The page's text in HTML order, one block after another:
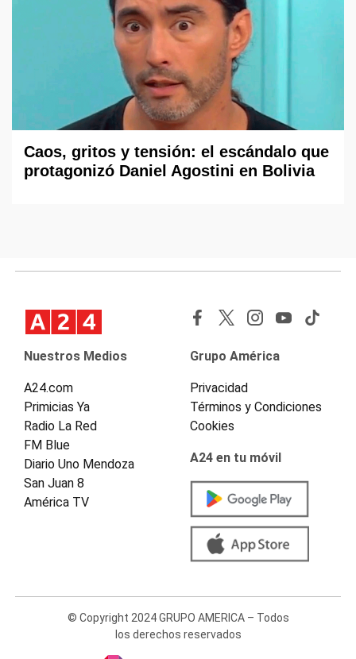
Caos, gritos y tensión: el escándalo que
protagonizó Daniel Agostini en Bolivia
Nuestros Medios
A24.com
Primicias Ya
Radio La Red
FM Blue
Diario Uno Mendoza
San Juan 8
América TV
Grupo América
Privacidad
Términos y Condiciones
Cookies
A24 en tu móvil
© Copyright 2024 GRUPO AMERICA – Todos
los derechos reservados